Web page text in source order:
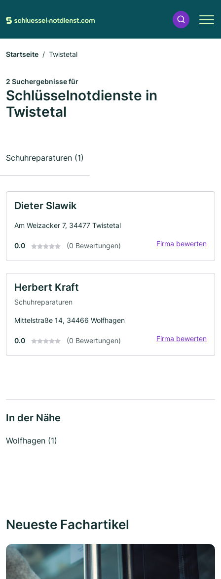
Startseite Twistetal
2 Suchergebnisse für
Schlüsselnotdienste in
Twistetal
Schuhreparaturen (1)
Dieter Slawik
Am Weizacker 7, 34477 Twistetal
0.0 (0 Bewertungen) Firma bewerten
Herbert Kraft
Schuhreparaturen
Mittelstraße 14, 34466 Wolfhagen
0.0 (0 Bewertungen) Firma bewerten
In der Nähe
Wolfhagen (1)
Neueste Fachartikel